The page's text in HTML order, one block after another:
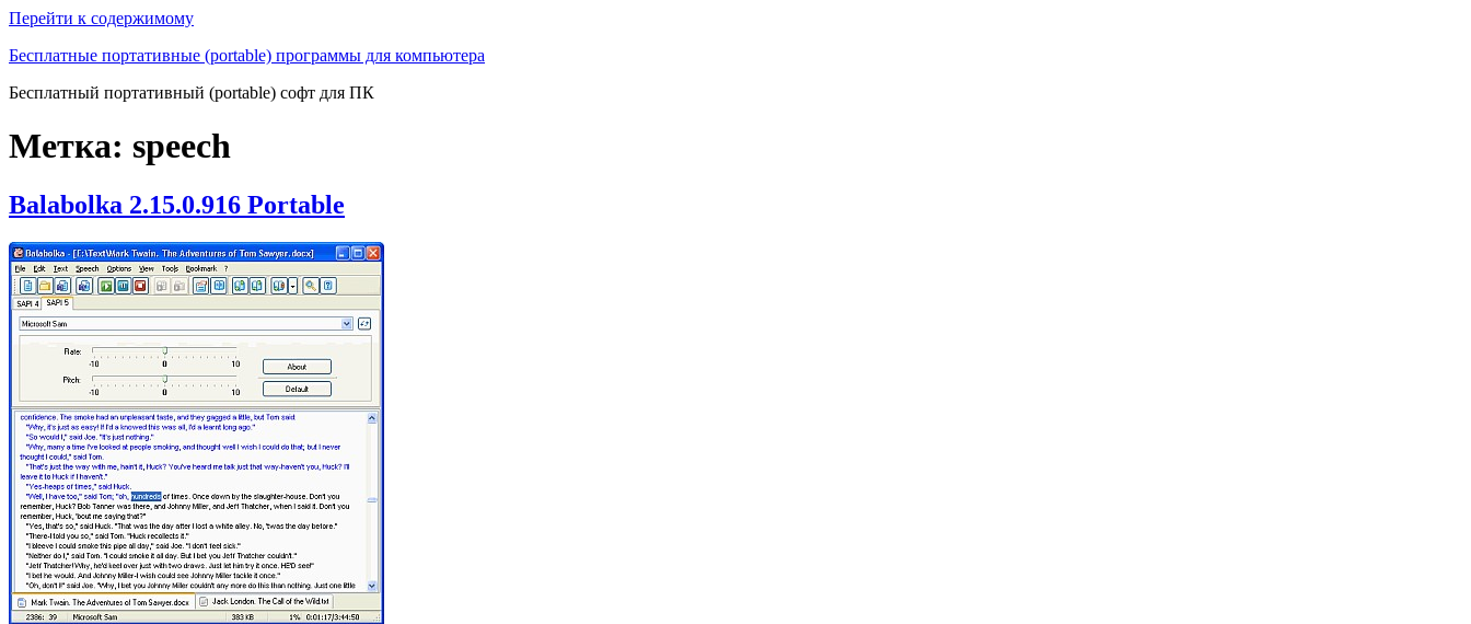
Перейти к содержимому
Бесплатные портативные (portable) программы для компьютера
Бесплатный портативный (portable) софт для ПК
Метка: speech
Balabolka 2.15.0.916 Portable